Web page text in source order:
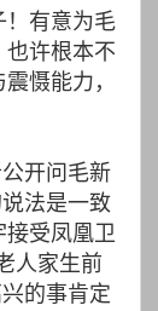
！有意为毛
也许根本不
慑能力，
开问毛新
法是一致
接受凤凰卫
人家生前
的事肯定